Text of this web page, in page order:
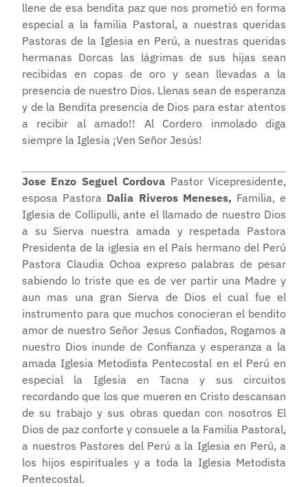
llene de esa bendita paz que nos prometió en forma
especial a la familia Pastoral, a nuestras queridas
Pastoras de la Iglesia en Perú, a nuestras queridas
hermanas Dorcas las lágrimas de sus hijas sean
recibidas en copas de oro y sean llevadas a la
presencia de nuestro Dios. Llenas sean de esperanza
y de la Bendita presencia de Dios para estar atentos
a recibir al amado!! Al Cordero inmolado diga
siempre la Iglesia ¡Ven Señor Jesús!
Jose Enzo Seguel Cordova Pastor Vicepresidente,
esposa Pastora Dalia Riveros Meneses, Familia, e
Iglesia de Collipulli, ante el llamado de nuestro Dios
a su Sierva nuestra amada y respetada Pastora
Presidenta de la iglesia en el País hermano del Perú
Pastora Claudia Ochoa expreso palabras de pesar
sabiendo lo triste que es de ver partir una Madre y
aun mas una gran Sierva de Dios el cual fue el
instrumento para que muchos conocieran el bendito
amor de nuestro Señor Jesus Confiados, Rogamos a
nuestro Dios inunde de Confianza y esperanza a la
amada Iglesia Metodista Pentecostal en el Perú en
especial la Iglesia en Tacna y sus circuitos
recordando que los que mueren en Cristo descansan
de su trabajo y sus obras quedan con nosotros El
Dios de paz conforte y consuele a la Familia Pastoral,
a nuestros Pastores del Perú a la Iglesia en Perú, a
los hijos espirituales y a toda la Iglesia Metodista
Pentecostal.